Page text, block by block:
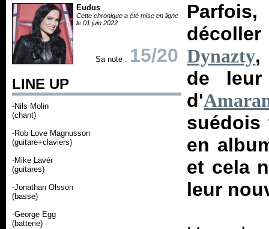
Eudus
Cette chronique a été mise en ligne
le 01 juin 2022
Sa note : 15/20
LINE UP
-Nils Molin
(chant)
-Rob Love Magnusson
(guitare+claviers)
-Mike Lavér
(guitares)
-Jonathan Olsson
(basse)
-George Egg
(batterie)
Dynazty,
de
d'
suédois
en
et cela
leur